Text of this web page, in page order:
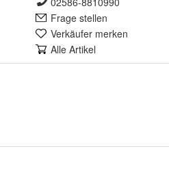
Frage stellen
Verkäufer merken
Alle Artikel